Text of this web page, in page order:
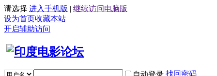
请选择 进入手机版 | 继续访问电脑版
设为首页收藏本站
开启辅助访问
自动登录 找回密码